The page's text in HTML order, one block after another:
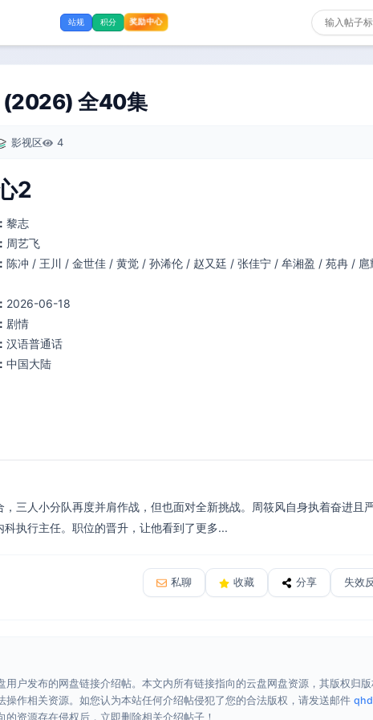
站规 积分 奖励中心
(2026) 全40集
影视区 4
2
黎志
周艺飞
陈冲 / 王川 / 金世佳 / 黄觉 / 孙浠伦 / 赵又廷 / 张佳宁 / 牟湘盈 / 苑冉 /
2026-06-18
剧情
汉语普通话
中国大陆
三人小分队再度并肩作战，但也面对全新挑战。周筱风自身执着奋进且
执行主任。职位的晋升，让他看到了更多...
私聊 收藏 分享 失效
用户发布的网盘链接介绍帖。本文内所有链接指向的云盘网盘资源，其版权归
操作相关资源。如您认为本站任何介绍帖侵犯了您的合法版权，请发送邮件
资源存在侵权后，立即删除相关介绍帖子！